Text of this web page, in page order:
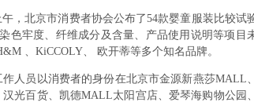
北京市消费者协会公布了54款婴童服装比较试
色牢度、纤维成分及含量、产品使用说明等项目
、KiCCOLY、 欧开蒂等多个知名品牌。
员以消费者的身份在北京市金源新燕莎MALL、
光百货、凯德MALL太阳宫店、爱琴海购物公园、